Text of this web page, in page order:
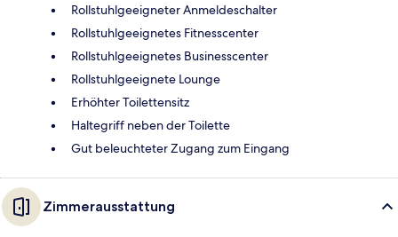
Rollstuhlgeeigneter Anmeldeschalter
Rollstuhlgeeignetes Fitnesscenter
Rollstuhlgeeignetes Businesscenter
Rollstuhlgeeignete Lounge
Erhöhter Toilettensitz
Haltegriff neben der Toilette
Gut beleuchteter Zugang zum Eingang
Zimmerausstattung